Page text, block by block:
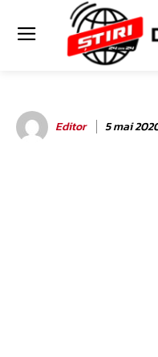
Editor 5 mai